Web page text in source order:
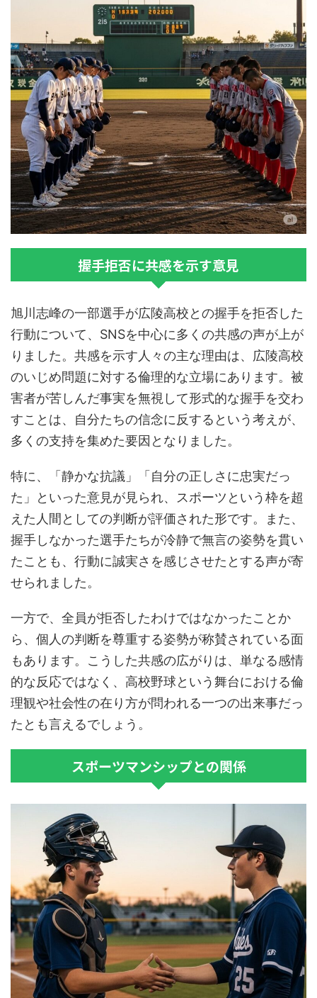
握手拒否に共感を示す意見
旭川志峰の一部選手が広陵高校との握手を拒否した
行動について、SNSを中心に多くの共感の声が上が
りました。共感を示す人々の主な理由は、広陵高校
のいじめ問題に対する倫理的な立場にあります。被
害者が苦しんだ事実を無視して形式的な握手を交わ
すことは、自分たちの信念に反するという考えが、
多くの支持を集めた要因となりました。
特に、「静かな抗議」「自分の正しさに忠実だっ
た」といった意見が見られ、スポーツという枠を超
えた人間としての判断が評価された形です。また、
握手しなかった選手たちが冷静で無言の姿勢を貫い
たことも、行動に誠実さを感じさせたとする声が寄
せられました。
一方で、全員が拒否したわけではなかったことか
ら、個人の判断を尊重する姿勢が称賛されている面
もあります。こうした共感の広がりは、単なる感情
的な反応ではなく、高校野球という舞台における倫
理観や社会性の在り方が問われる一つの出来事だっ
たとも言えるでしょう。
スポーツマンシップとの関係